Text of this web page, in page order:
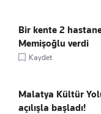
Bir kente 2
Memişoğlu verdi
Kaydet
Malatya Kültür
açılışla başladı!